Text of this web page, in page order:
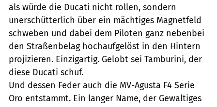
als würde die Ducati nicht rollen, sondern
unerschütterlich über ein mächtiges Magnetfeld
schweben und dabei dem Piloten ganz nebenbei
den Straßenbelag hochaufgelöst in den Hintern
projizieren. Einzigartig. Gelobt sei Tamburini, der
diese Ducati schuf.
Und dessen Feder auch die MV-Agusta F4 Serie
Oro entstammt. Ein langer Name, der Gewaltiges